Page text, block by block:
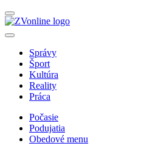
Správy
Šport
Kultúra
Reality
Práca
Počasie
Podujatia
Obedové menu